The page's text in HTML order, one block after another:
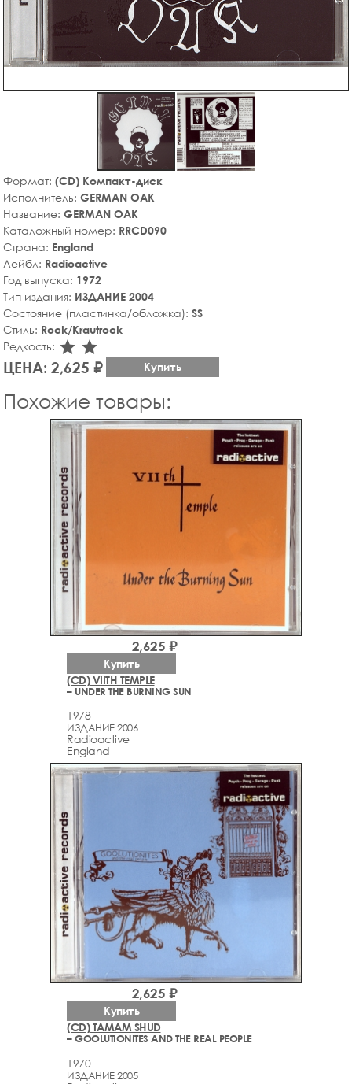
Формат: (CD) Компакт-диск
Исполнитель: GERMAN OAK
Название: GERMAN OAK
Каталожный номер: RRCD090
Страна: England
Лейбл: Radioactive
Год выпуска: 1972
Тип издания: ИЗДАНИЕ 2004
Состояние (пластинка/обложка): SS
Стиль: Rock/Krautrock
Редкость: star_rate
star_rate
ЦЕНА: 2,625 ₽ Купить
Похожие товары:
(CD) VIITH TEMPLE
– UNDER THE BURNING SUN
1978
ИЗДАНИЕ 2006
Radioactive
England
2,625 ₽
Купить
(CD) TAMAM SHUD
– GOOLUTIONITES AND THE REAL PEOPLE
1970
ИЗДАНИЕ 2005
2,625 ₽
Купить